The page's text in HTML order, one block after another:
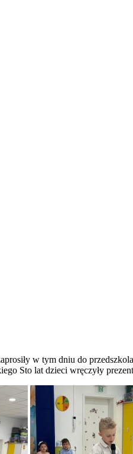
w tym dniu do
Sto lat dzieci wręczyły